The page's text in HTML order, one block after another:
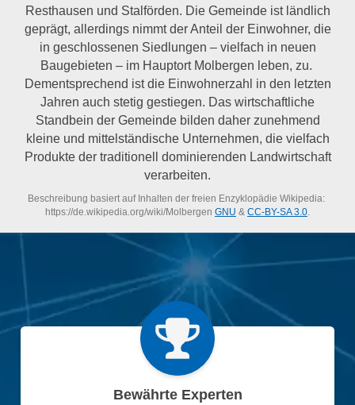
Resthausen und Stalförden. Die Gemeinde ist ländlich
geprägt, allerdings nimmt der Anteil der Einwohner, die
in geschlossenen Siedlungen – vielfach in neuen
Baugebieten – im Hauptort Molbergen leben, zu.
Dementsprechend ist die Einwohnerzahl in den letzten
Jahren auch stetig gestiegen. Das wirtschaftliche
Standbein der Gemeinde bilden daher zunehmend
kleine und mittelständische Unternehmen, die vielfach
Produkte der traditionell dominierenden Landwirtschaft
verarbeiten.
Beschreibung basiert auf Inhalten der freien Enzyklopädie Wikipedia:
https://de.wikipedia.org/wiki/Molbergen GNU & CC-BY-SA 3.0.
Bewährte Experten